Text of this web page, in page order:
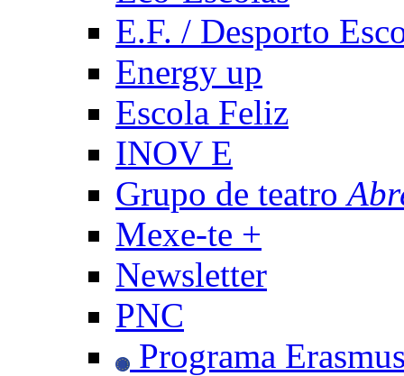
E.F. / Desporto
Energy up
Escola Feliz
INOV E
Grupo de teatro
Mexe-te +
Newsletter
PNC
Programa